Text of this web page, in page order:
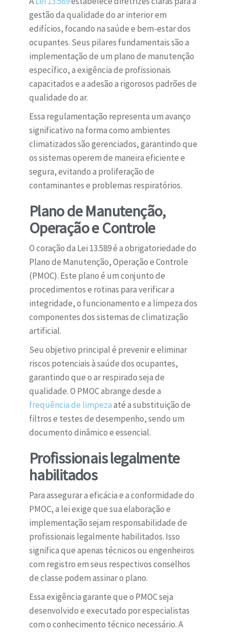
gestão da qualidade do ar interior em
edifícios, focando na saúde e bem-estar dos
ocupantes. Seus pilares fundamentais são a
implementação de um plano de manutenção
específico, a exigência de profissionais
capacitados e a adesão a rigorosos padrões de
qualidade do ar.
Essa regulamentação representa um avanço
significativo na forma como ambientes
climatizados são gerenciados, garantindo que
os sistemas operem de maneira eficiente e
segura, evitando a proliferação de
contaminantes e problemas respiratórios.
Plano de Manutenção,
Operação e Controle
O coração da Lei 13.589 é a obrigatoriedade do
Plano de Manutenção, Operação e Controle
(PMOC). Este plano é um conjunto de
procedimentos e rotinas para verificar a
integridade, o funcionamento e a limpeza dos
componentes dos sistemas de climatização
artificial.
Seu objetivo principal é prevenir e eliminar
riscos potenciais à saúde dos ocupantes,
garantindo que o ar respirado seja de
qualidade. O PMOC abrange desde a
frequência de limpezaaté a substituição de
filtros e testes de desempenho, sendo um
documento dinâmico e essencial.
Profissionais legalmente
habilitados
Para assegurar a eficácia e a conformidade do
PMOC, a lei exige que sua elaboração e
implementação sejam responsabilidade de
profissionais legalmente habilitados. Isso
significa que apenas técnicos ou engenheiros
com registro em seus respectivos conselhos
de classe podem assinar o plano.
Essa exigência garante que o PMOC seja
desenvolvido e executado por especialistas
com o conhecimento técnico necessário. A